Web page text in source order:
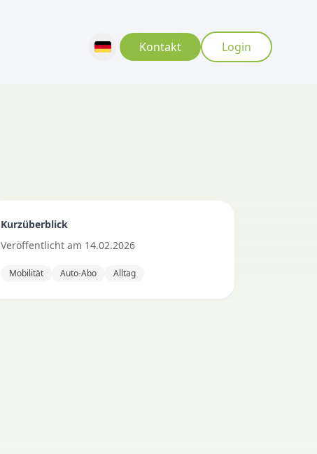
Kontakt Login
Kurzüberblick
Veröffentlicht am 14.02.2026
Mobilität Auto-Abo Alltag